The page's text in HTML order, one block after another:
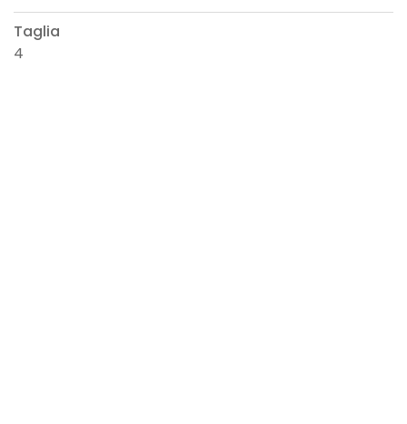
Taglia
4